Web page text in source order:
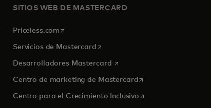
SITIOS WEB DE MASTERCARD
Priceless.com se abre en una pestaña nueva
Servicios de Mastercardse abre en una pestaña nueva
Desarrolladores Mastercard se abre en una pestaña
Centro de marketing de Mastercardse abre en una
Centro para el Crecimiento Inclusivose abre en una